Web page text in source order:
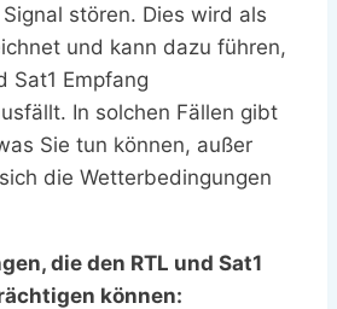
stören. Dies wird als
und kann dazu führen,
Sat1 Empfang
In solchen Fällen gibt
Sie tun können, außer
die Wetterbedingungen
die den RTL und Sat1
können: